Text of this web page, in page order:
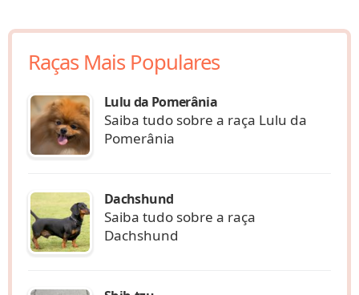
Raças Mais Populares
Lulu da Pomerânia
Saiba tudo sobre a raça Lulu da
Pomerânia
Dachshund
Saiba tudo sobre a raça
Dachshund